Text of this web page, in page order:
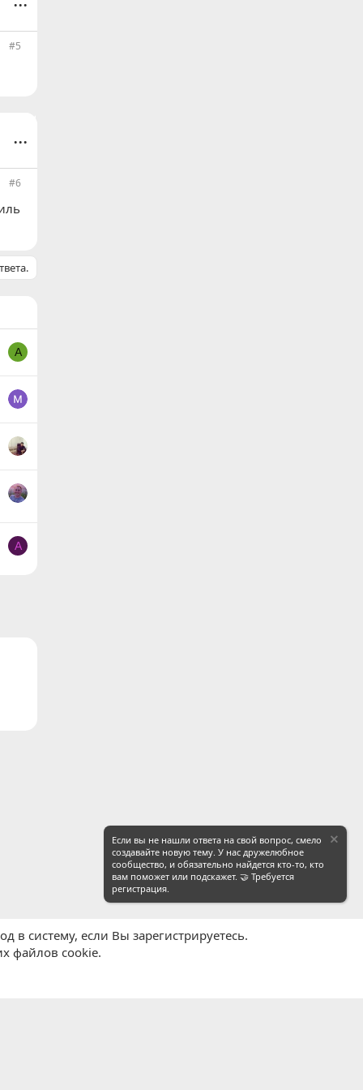
#5
...
#6
A
А
почта
Если вы не нашли ответа на свой вопрос, смело
создавайте новую тему. У нас дружелюбное
сообщество, и обязательно найдется кто-то, кто
вам поможет или подскажет. 🤝 Требуется
регистрация.
в систему, если Вы зарегистрируетесь.
файлов cookie.